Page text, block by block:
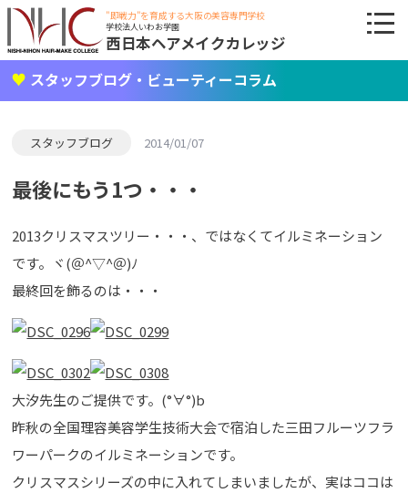
"即戦力"を育成する大阪の美容専門学校
学校法人いわお学園
西日本ヘアメイクカレッジ
スタッフブログ・ビューティーコラム
スタッフブログ 2014/01/07
最後にもう1つ・・・
2013クリスマスツリー・・・、ではなくてイルミネーション
です。ヾ(＠^▽^＠)ﾉ
最終回を飾るのは・・・
大汐先生のご提供です。(°∀°)b
昨秋の全国理容美容学生技術大会で宿泊した三田フルーツフラ
ワーパークのイルミネーションです。
クリスマスシリーズの中に入れてしまいましたが、実はココは